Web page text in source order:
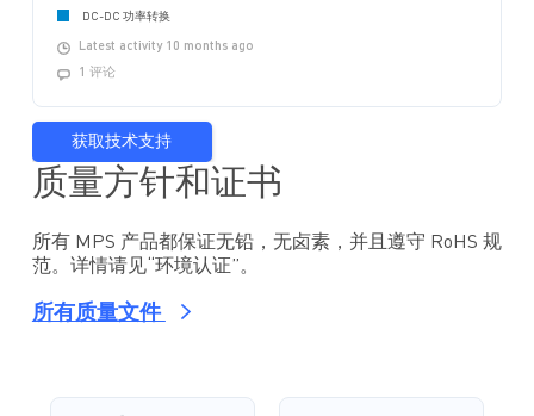
DC-DC 功率转换
Latest activity 10 months ago
1 评论
获取技术支持
质量方针和证书
所有 MPS 产品都保证无铅，无卤素，并且遵守 RoHS 规
范。详情请见“环境认证”。
所有质量文件